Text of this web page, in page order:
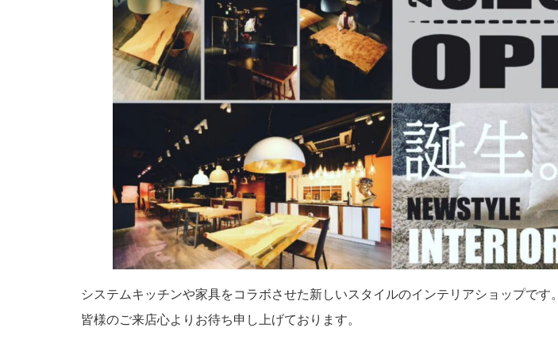
システムキッチンや家具をコラボさせた新しいスタイルのインテリアショップです。
皆様のご来店心よりお待ち申し上げております。